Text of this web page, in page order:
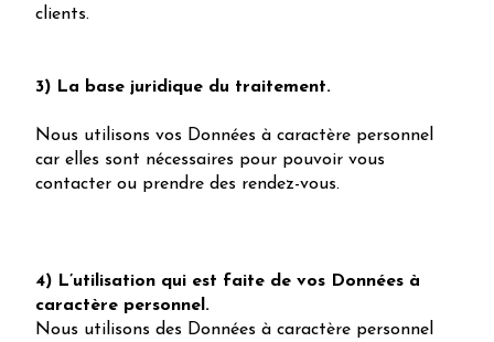
clients.
3) La base juridique du traitement.
Nous utilisons vos Données à caractère personnel
car elles sont nécessaires pour pouvoir vous
contacter ou prendre des rendez-vous.
4) L’utilisation qui est faite de vos Données à
caractère personnel.
Nous utilisons des Données à caractère personnel